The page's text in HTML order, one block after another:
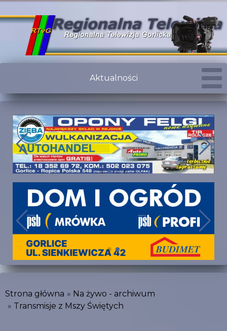
Aktualności
Strona główna
Na żywo - archiwum
Transmisje z Mszy Świętych